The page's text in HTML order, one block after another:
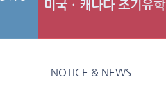
미국ㆍ캐나다 조기유학
NOTICE & NEWS